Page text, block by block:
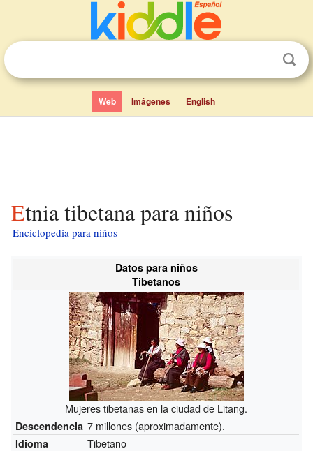
Web Imágenes English
Etnia tibetana para niños
Enciclopedia para niños
Datos para niños
Tibetanos
Mujeres tibetanas en la ciudad de Litang.
Descendencia 7 millones (aproximadamente).
Idioma Tibetano